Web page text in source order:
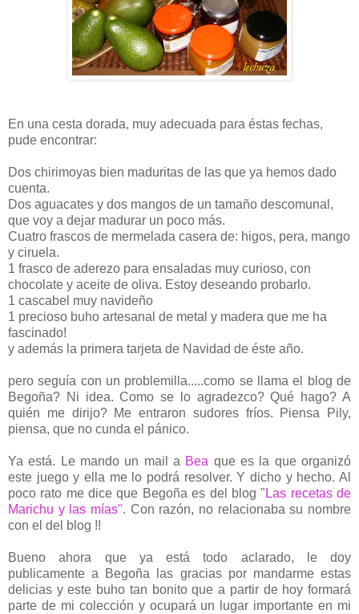
En una cesta dorada, muy adecuada para éstas fechas,
pude encontrar:
Dos chirimoyas bien maduritas de las que ya hemos dado
cuenta.
Dos aguacates y dos mangos de un tamaño descomunal,
que voy a dejar madurar un poco más.
Cuatro frascos de mermelada casera de: higos, pera, mango
y ciruela.
1 frasco de aderezo para ensaladas muy curioso, con
chocolate y aceite de oliva. Estoy deseando probarlo.
1 cascabel muy navideño
1 precioso buho artesanal de metal y madera que me ha
fascinado!
y además la primera tarjeta de Navidad de éste año.
pero seguía con un problemilla.....como se llama el blog de
Begoña? Ni idea. Como se lo agradezco? Qué hago? A
quién me dirijo? Me entraron sudores fríos. Piensa Pily,
piensa, que no cunda el pánico.
Ya está. Le mando un mail a Bea que es la que organizó
este juego y ella me lo podrá resolver. Y dicho y hecho. Al
poco rato me dice que Begoña es del blog " Las recetas de
Marichu y las mías". Con razón, no relacionaba su nombre
con el del blog !!
Bueno ahora que ya está todo aclarado, le doy
publicamente a Begoña las gracias por mandarme estas
delicias y este buho tan bonito que a partir de hoy formará
parte de mi colección y ocupará un lugar importante en mi